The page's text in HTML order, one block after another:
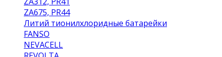
ZA675, PR44
Литий тионилхлоридные батарейки
FANSO
NEVACELL